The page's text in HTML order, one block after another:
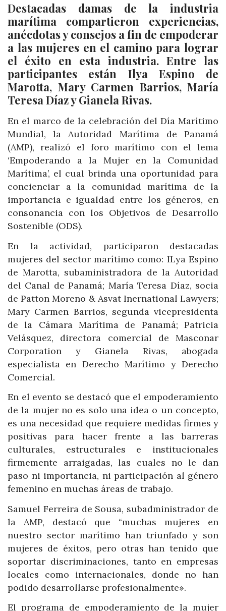
Destacadas damas de la industria
marítima compartieron experiencias,
anécdotas y consejos a fin de empoderar
a las mujeres en el camino para lograr
el éxito en esta industria. Entre las
participantes están Ilya Espino de
Marotta, Mary Carmen Barrios, María
Teresa Díaz y Gianela Rivas.
En el marco de la celebración del Día Marítimo
Mundial, la Autoridad Marítima de Panamá
(AMP), realizó el foro marítimo con el lema
‘Empoderando a la Mujer en la Comunidad
Marítima’, el cual brinda una oportunidad para
concienciar a la comunidad marítima de la
importancia e igualdad entre los géneros, en
consonancia con los Objetivos de Desarrollo
Sostenible (ODS).
En la actividad, participaron destacadas
mujeres del sector marítimo como: ILya Espino
de Marotta, subaministradora de la Autoridad
del Canal de Panamá; María Teresa Díaz, socia
de Patton Moreno & Asvat Inernational Lawyers;
Mary Carmen Barrios, segunda vicepresidenta
de la Cámara Marítima de Panamá; Patricia
Velásquez, directora comercial de Masconar
Corporation y Gianela Rivas, abogada
especialista en Derecho Marítimo y Derecho
Comercial.
En el evento se destacó que el empoderamiento
de la mujer no es solo una idea o un concepto,
es una necesidad que requiere medidas firmes y
positivas para hacer frente a las barreras
culturales, estructurales e institucionales
firmemente arraigadas, las cuales no le dan
paso ni importancia, ni participación al género
femenino en muchas áreas de trabajo.
Samuel Ferreira de Sousa, subadministrador de
la AMP, destacó que “muchas mujeres en
nuestro sector marítimo han triunfado y son
mujeres de éxitos, pero otras han tenido que
soportar discriminaciones, tanto en empresas
locales como internacionales, donde no han
podido desarrollarse profesionalmente».
El programa de empoderamiento de la mujer